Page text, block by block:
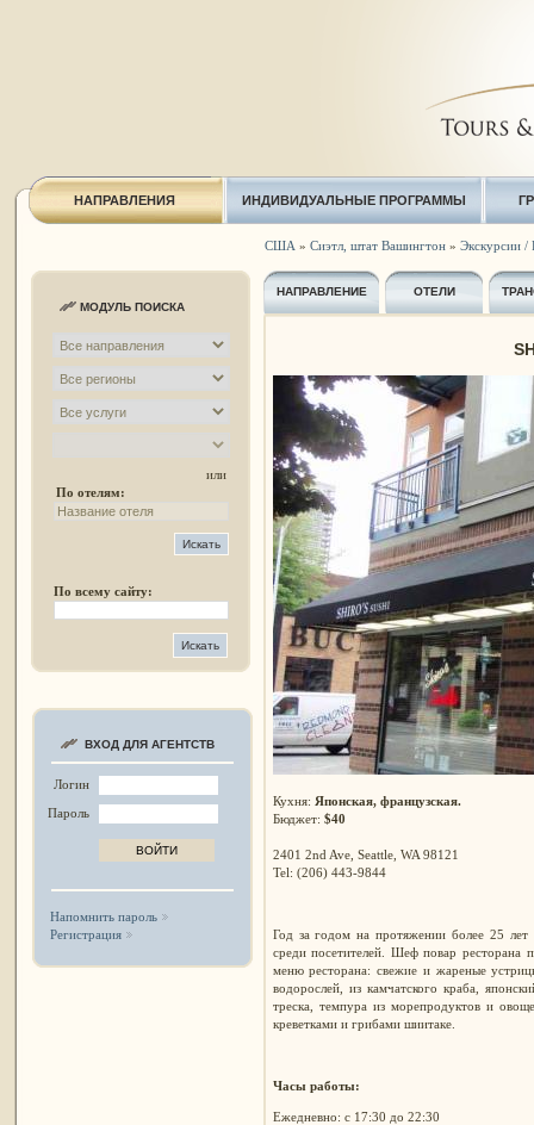
НАПРАВЛЕНИЯ ИНДИВИДУАЛЬНЫЕ ПРОГРАММЫ
МОДУЛЬ ПОИСКА
или
По отелям:
По всему сайту:
ВХОД ДЛЯ АГЕНТСТВ
Логин
Пароль
Напомнить пароль
Регистрация
США » Сиэтл, штат Вашингтон» Экскурсии /
НАПРАВЛЕНИЕ ОТЕЛИ
Кухня: Японская, французская.
Бюджет: $40
2401 2nd Ave, Seattle, WA 98121
Tel: (206) 443-9844
Год за годом на протяжении более 25 лет
среди посетителей. Шеф повар ресторана
меню ресторана: свежие и жареные
водорослей, из камчатского краба,
треска, темпура из морепродуктов и
креветками и грибами шиитаке.
Часы работы:
Ежедневно: с 17:30 до 22:30